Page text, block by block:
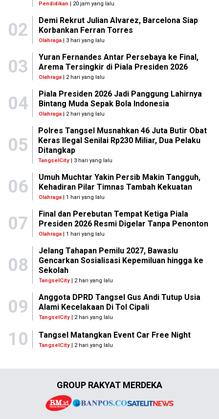
Pendidikan | 20 jam yang lalu
02
Demi Rekrut Julian Alvarez, Barcelona Siap
Korbankan Ferran Torres
Olahraga| 3 hari yang lalu
03
Yuran Fernandes Antar Persebaya ke Final,
Arema Tersingkir di Piala Presiden 2026
Olahraga| 2 hari yang lalu
04
Piala Presiden 2026 Jadi Panggung Lahirnya
Bintang Muda Sepak Bola Indonesia
Olahraga| 2 hari yang lalu
05
Polres Tangsel Musnahkan 46 Juta Butir Obat
Keras Ilegal Senilai Rp230 Miliar, Dua Pelaku
Ditangkap
TangselCity | 3 hari yang lalu
06
Umuh Muchtar Yakin Persib Makin Tangguh,
Kehadiran Pilar Timnas Tambah Kekuatan
Olahraga| 1 hari yang lalu
07
Final dan Perebutan Tempat Ketiga Piala
Presiden 2026 Resmi Digelar Tanpa Penonton
Olahraga| 1 hari yang lalu
08
Jelang Tahapan Pemilu 2027, Bawaslu
Gencarkan Sosialisasi Kepemiluan hingga ke
Sekolah
TangselCity| 2 hari yang lalu
09
Anggota DPRD Tangsel Gus Andi Tutup Usia
Alami Kecelakaan Di Tol Cipali
TangselCity| 2 hari yang lalu
10 Tangsel Matangkan Event Car Free Night
TangselCity | 2 hari yang lalu
GROUP RAKYAT MERDEKA